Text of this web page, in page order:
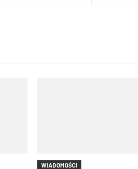
WIADOMOŚCI